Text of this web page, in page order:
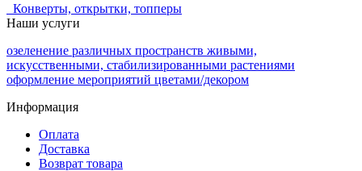
Конверты, открытки, топперы
Наши услуги
озеленение различных пространств живыми,
искусственными, стабилизированными растениями
оформление мероприятий цветами/декором
Информация
Оплата
Доставка
Возврат товара